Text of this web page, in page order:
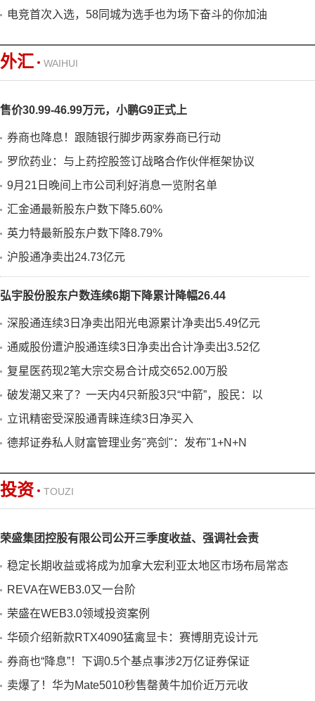
电竞首次入选，58同城为选手也为场下奋斗的你加油
外汇 WAIHUI
售价30.99-46.99万元，小鹏G9正式上
券商也降息！跟随银行脚步两家券商已行动
罗欣药业：与上药控股签订战略合作伙伴框架协议
9月21日晚间上市公司利好消息一览附名单
汇金通最新股东户数下降5.60%
英力特最新股东户数下降8.79%
沪股通净卖出24.73亿元
弘宇股份股东户数连续6期下降累计降幅26.44
深股通连续3日净卖出阳光电源累计净卖出5.49亿元
通威股份遭沪股通连续3日净卖出合计净卖出3.52亿
复星医药现2笔大宗交易合计成交652.00万股
破发潮又来了？一天内4只新股3只“中箭”，股民：以
立讯精密受深股通青睐连续3日净买入
德邦证券私人财富管理业务"亮剑"：发布"1+N+N
投资 TOUZI
荣盛集团控股有限公司公开三季度收益、强调社会责
稳定长期收益或将成为加拿大宏利亚太地区市场布局常态
REVA在WEB3.0又一台阶
荣盛在WEB3.0领域投资案例
华硕介绍新款RTX4090猛禽显卡：赛博朋克设计元
券商也“降息”！下调0.5个基点事涉2万亿证券保证
卖爆了！华为Mate5010秒售罄黄牛加价近万元收